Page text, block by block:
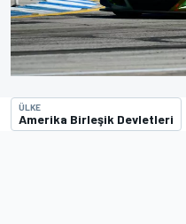
ÜLKE
Amerika Birleşik Devletleri